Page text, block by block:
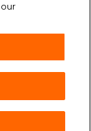
our